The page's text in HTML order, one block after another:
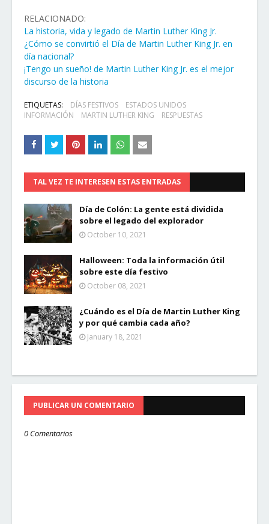
RELACIONADO:
La historia, vida y legado de Martin Luther King Jr.
¿Cómo se convirtió el Día de Martin Luther King Jr. en
día nacional?
¡Tengo un sueño! de Martin Luther King Jr. es el mejor
discurso de la historia
ETIQUETAS: DÍAS FESTIVOS
ESTADOS UNIDOS
INFORMACIÓN
MARTIN LUTHER KING RESPUESTAS
TAL VEZ TE INTERESEN ESTAS ENTRADAS
Día de Colón: La gente está dividida
sobre el legado del explorador
October 10, 2021
Halloween: Toda la información útil
sobre este día festivo
October 08, 2021
¿Cuándo es el Día de Martin Luther King
y por qué cambia cada año?
January 18, 2021
PUBLICAR UN COMENTARIO
0 Comentarios